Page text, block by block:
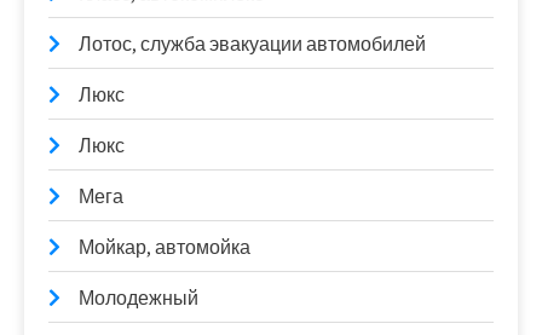
Лотос, служба эвакуации автомобилей
Люкс
Люкс
Мега
Мойкар, автомойка
Молодежный